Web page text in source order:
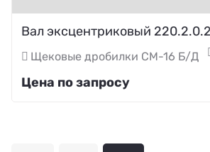
Вал эксцентриковый
Щековые дробилки СМ-16 Б/Д
Цена по запросу